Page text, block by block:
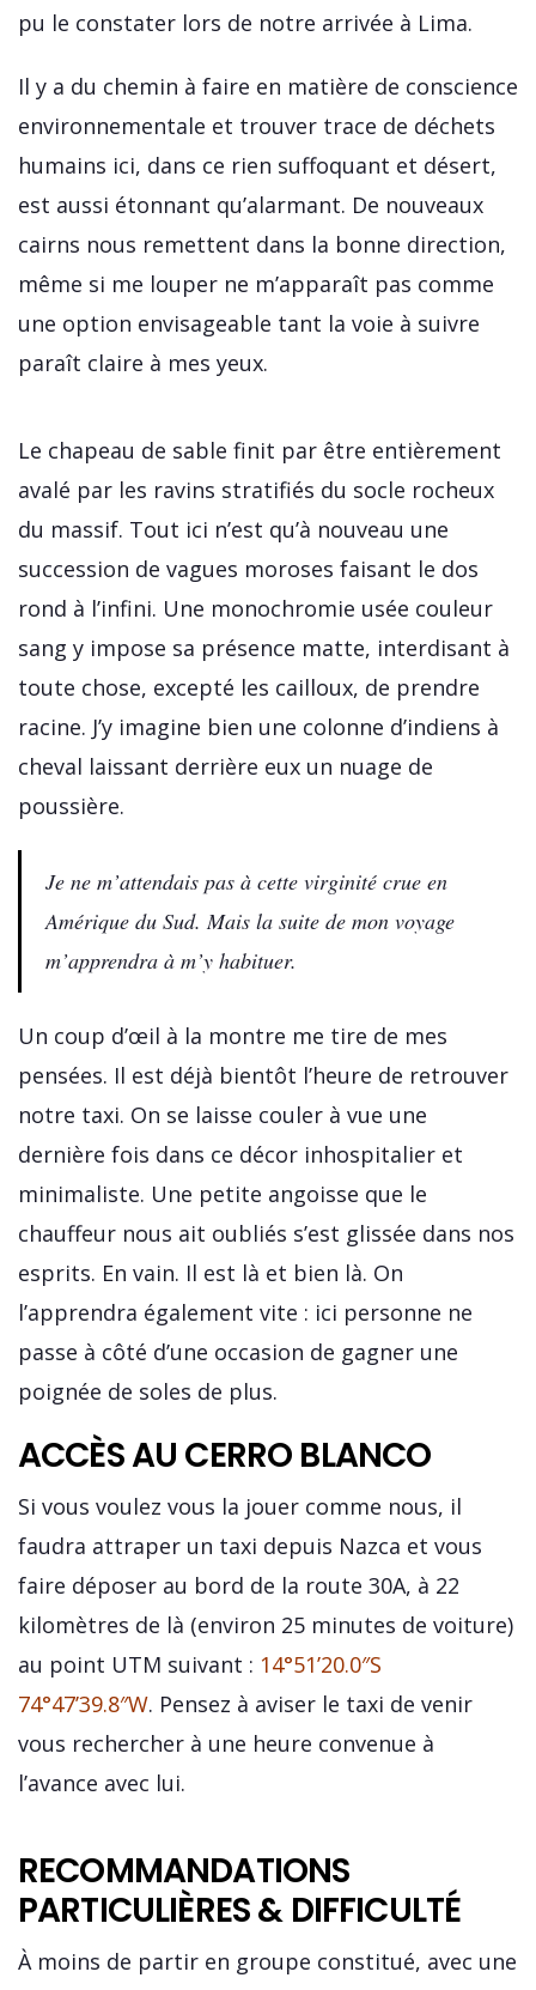
pu le constater lors de notre arrivée à Lima.
Il y a du chemin à faire en matière de conscience
environnementale et trouver trace de déchets
humains ici, dans ce rien suffoquant et désert,
est aussi étonnant qu’alarmant. De nouveaux
cairns nous remettent dans la bonne direction,
même si me louper ne m’apparaît pas comme
une option envisageable tant la voie à suivre
paraît claire à mes yeux.
Le chapeau de sable finit par être entièrement
avalé par les ravins stratifiés du socle rocheux
du massif. Tout ici n’est qu’à nouveau une
succession de vagues moroses faisant le dos
rond à l’infini. Une monochromie usée couleur
sang y impose sa présence matte, interdisant à
toute chose, excepté les cailloux, de prendre
racine. J’y imagine bien une colonne d’indiens à
cheval laissant derrière eux un nuage de
poussière.
Je ne m’attendais pas à cette virginité crue en
Amérique du Sud. Mais la suite de mon voyage
m’apprendra à m’y habituer.
Un coup d’œil à la montre me tire de mes
pensées. Il est déjà bientôt l’heure de retrouver
notre taxi. On se laisse couler à vue une
dernière fois dans ce décor inhospitalier et
minimaliste. Une petite angoisse que le
chauffeur nous ait oubliés s’est glissée dans nos
esprits. En vain. Il est là et bien là. On
l’apprendra également vite : ici personne ne
passe à côté d’une occasion de gagner une
poignée de soles de plus.
ACCÈS AU CERRO BLANCO
Si vous voulez vous la jouer comme nous, il
faudra attraper un taxi depuis Nazca et vous
faire déposer au bord de la route 30A, à 22
kilomètres de là (environ 25 minutes de voiture)
au point UTM suivant : 14°51’20.0″S
74°47’39.8″W. Pensez à aviser le taxi de venir
vous rechercher à une heure convenue à
l’avance avec lui.
RECOMMANDATIONS
PARTICULIÈRES & DIFFICULTÉ
À moins de partir en groupe constitué, avec une